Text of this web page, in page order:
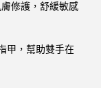
修護，舒緩敏感
甲，幫助雙手在